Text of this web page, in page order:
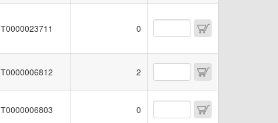
Т0000023711 0
Т0000006812 2
Т0000006803 0